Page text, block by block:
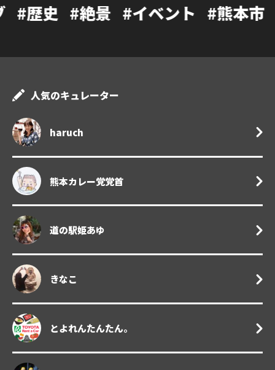
#絶景 #イベント #熊本市 #カフェ
人気のキュレーター
haruch
熊本カレー党党首
道の駅姫あゆ
きなこ
とよれんたんたん。